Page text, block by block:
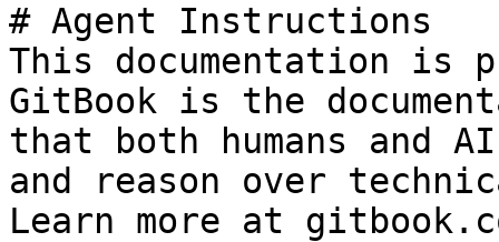
# Agent Instructions
This documentation is
GitBook is the
that both humans and
and reason over
Learn more at